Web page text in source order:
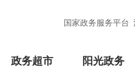
国家政务服务平台
政务超市 阳光政务